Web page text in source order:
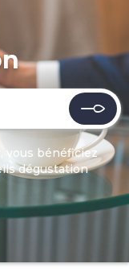
vous bénéficiez
dégustation